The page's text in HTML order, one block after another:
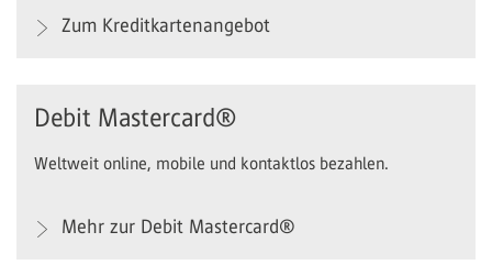
Zum Kreditkartenangebot
Debit Mastercard®
Weltweit online, mobile und kontaktlos bezahlen.
Mehr zur Debit Mastercard®